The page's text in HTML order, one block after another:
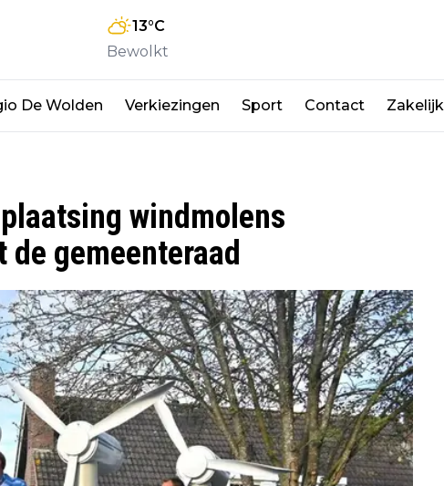
13°C
Bewolkt
De Wolden Verkiezingen Sport Contact Zakelijk
windmolens
gemeenteraad